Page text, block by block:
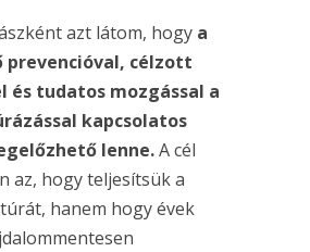
azt látom, hogya
prevencióval, célzott
és tudatos mozgással a
kapcsolatos
lenne.A cél
az, hogy teljesítsük a
hanem hogy évek